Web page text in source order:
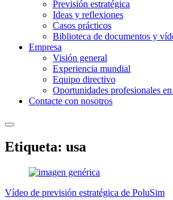
Previsión estratégica
Ideas y reflexiones
Casos prácticos
Biblioteca de documentos y
Empresa
Visión general
Experiencia mundial
Equipo directivo
Oportunidades profesionales
Contacte con nosotros
Etiqueta: usa
Vídeo de previsión estratégica de PoluSim